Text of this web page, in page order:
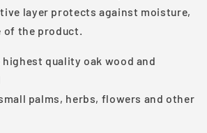
layer protects against moisture,
of the product.
highest quality oak wood and
palms, herbs, flowers and other